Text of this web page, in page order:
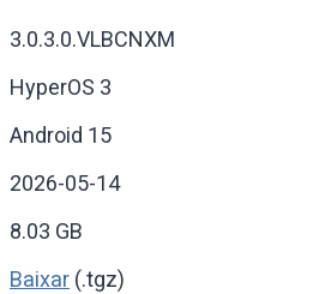
3.0.3.0.VLBCNXM
HyperOS 3
Android 15
2026-05-14
8.03 GB
Baixar (.tgz)